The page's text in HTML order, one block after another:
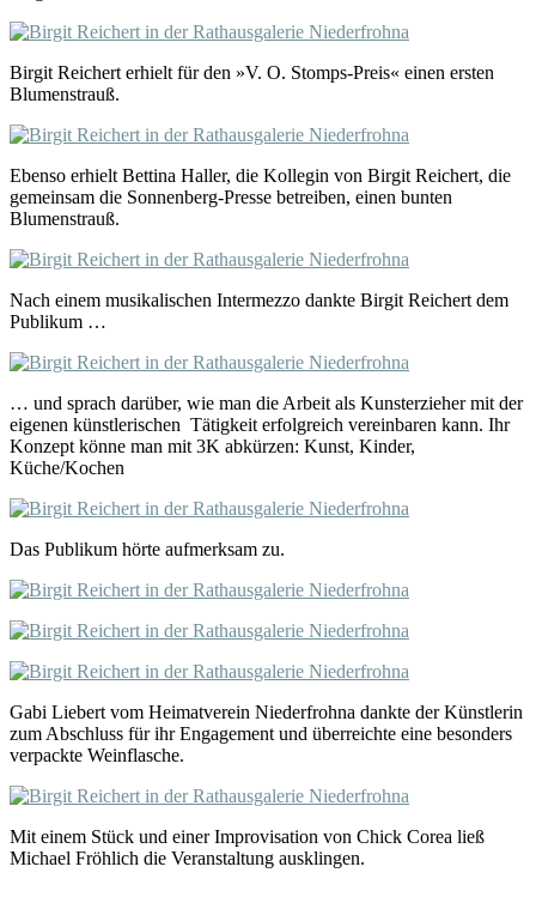
Birgit Reichert erhielt für den »V. O. Stomps-Preis« einen ersten
Blumenstrauß.
Ebenso erhielt Bettina Haller, die Kollegin von Birgit Reichert, die
gemeinsam die Sonnenberg-Presse betreiben, einen bunten
Blumenstrauß.
Nach einem musikalischen Intermezzo dankte Birgit Reichert dem
Publikum …
… und sprach darüber, wie man die Arbeit als Kunsterzieher mit der
eigenen künstlerischen Tätigkeit erfolgreich vereinbaren kann. Ihr
Konzept könne man mit 3K abkürzen: Kunst, Kinder,
Küche/Kochen
Das Publikum hörte aufmerksam zu.
Gabi Liebert vom Heimatverein Niederfrohna dankte der Künstlerin
zum Abschluss für ihr Engagement und überreichte eine besonders
verpackte Weinflasche.
Mit einem Stück und einer Improvisation von Chick Corea ließ
Michael Fröhlich die Veranstaltung ausklingen.